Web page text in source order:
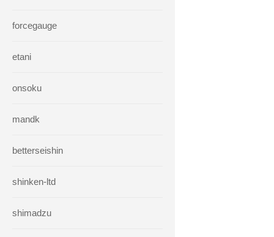
forcegauge
etani
onsoku
mandk
betterseishin
shinken-ltd
shimadzu